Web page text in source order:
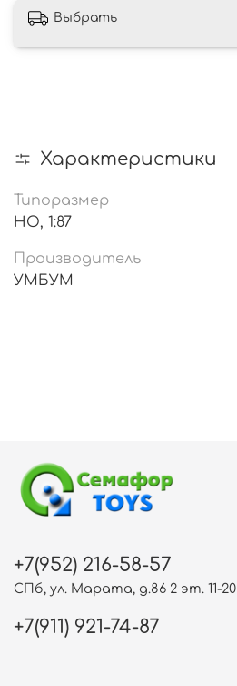
Выбрать
Характеристики
Типоразмер
HO, 1:87
Производитель
УМБУМ
+7(952) 216-58-57
СПб, ул. Марата, д.86 2 эт. 11-20
+7(911) 921-74-87